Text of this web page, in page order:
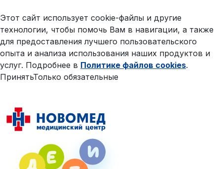
Этот сайт использует cookie-файлы и другие
технологии, чтобы помочь Вам в навигации, а также
для предоставления лучшего пользовательского
опыта и анализа использования наших продуктов и
услуг. Подробнее в Политике файлов cookies.
ПринятьТолько обязательные